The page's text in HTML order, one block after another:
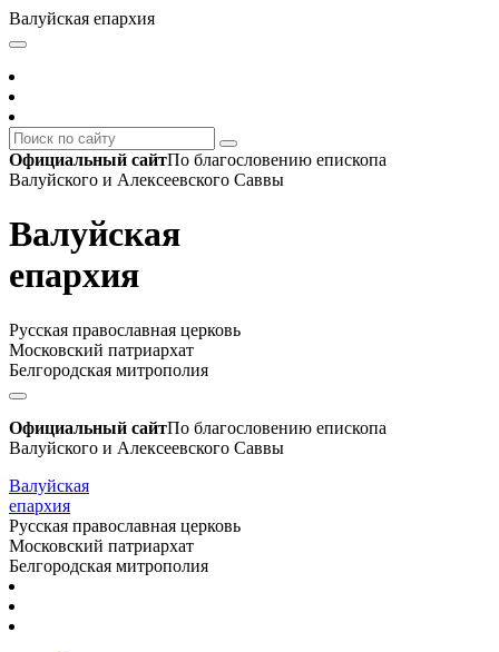
Валуйская епархия
Официальный сайтПо благословению епископа
Валуйского и Алексеевского Саввы
Валуйская
епархия
Русская православная церковь
Московский патриархат
Белгородская митрополия
Официальный сайтПо благословению епископа
Валуйского и Алексеевского Саввы
Валуйская
епархия
Русская православная церковь
Московский патриархат
Белгородская митрополия